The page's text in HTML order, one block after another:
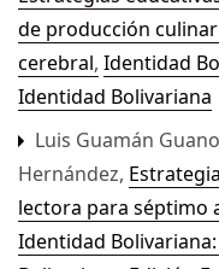
de producción
cerebral, Identidad
Identidad Bolivariana
Luis Guamán
Hernández,
lectora para séptimo
Identidad